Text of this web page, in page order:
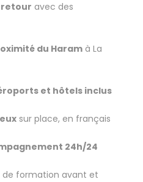
retour avec des
du Haram à La
et hôtels inclus
sur place, en français
24h/24
de formation avant et